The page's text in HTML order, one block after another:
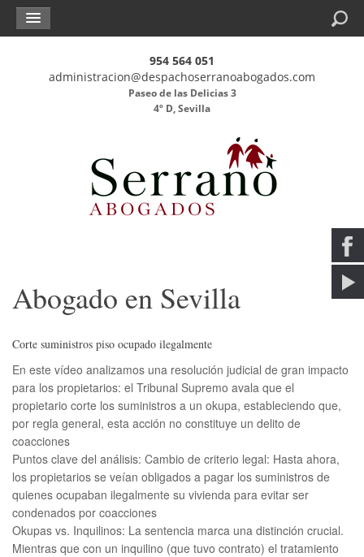
954 564 051
administracion@despachoserranoabogados.com
Paseo de las Delicias 3
4º D, Sevilla
Abogado en Sevilla
Corte suministros piso ocupado ilegalmente
En este vídeo analizamos una resolución judicial de gran impacto
para los propietarios: el Tribunal Supremo avala que el
propietario corte los suministros a un okupa, estableciendo que,
por regla general, esta acción no constituye un delito de
coacciones
Puntos clave del análisis: Cambio de criterio legal: Hasta ahora,
los propietarios se veían obligados a pagar los suministros de
quienes ocupaban ilegalmente su vivienda para evitar ser
condenados por coacciones
Okupas vs. Inquilinos: La sentencia marca una distinción crucial.
Mientras que con un inquilino (que tuvo contrato) el tratamiento